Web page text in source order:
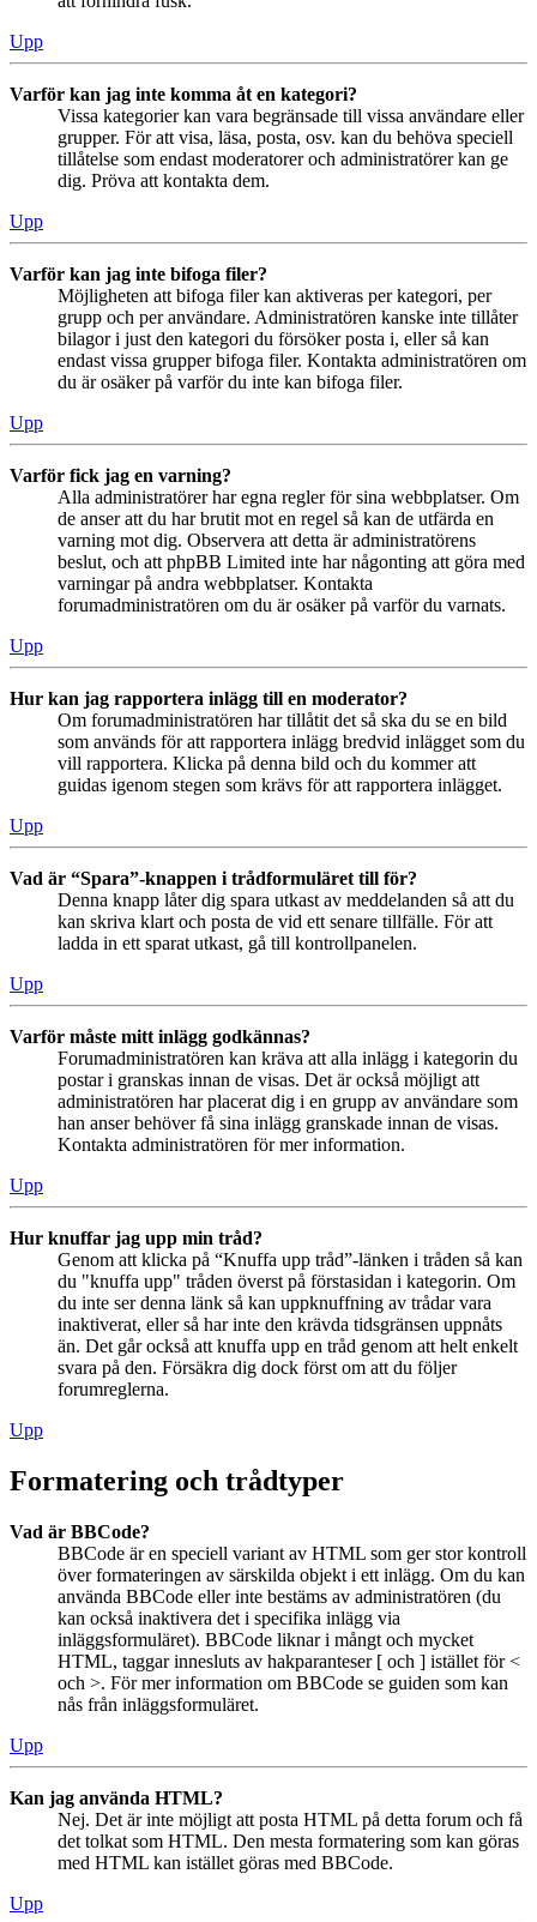
Upp
Varför kan jag inte komma åt en kategori?
Vissa kategorier kan vara begränsade till vissa användare eller
grupper. För att visa, läsa, posta, osv. kan du behöva speciell
tillåtelse som endast moderatorer och administratörer kan ge
dig. Pröva att kontakta dem.
Upp
Varför kan jag inte bifoga filer?
Möjligheten att bifoga filer kan aktiveras per kategori, per
grupp och per användare. Administratören kanske inte tillåter
bilagor i just den kategori du försöker posta i, eller så kan
endast vissa grupper bifoga filer. Kontakta administratören om
du är osäker på varför du inte kan bifoga filer.
Upp
Varför fick jag en varning?
Alla administratörer har egna regler för sina webbplatser. Om
de anser att du har brutit mot en regel så kan de utfärda en
varning mot dig. Observera att detta är administratörens
beslut, och att phpBB Limited inte har någonting att göra med
varningar på andra webbplatser. Kontakta
forumadministratören om du är osäker på varför du varnats.
Upp
Hur kan jag rapportera inlägg till en moderator?
Om forumadministratören har tillåtit det så ska du se en bild
som används för att rapportera inlägg bredvid inlägget som du
vill rapportera. Klicka på denna bild och du kommer att
guidas igenom stegen som krävs för att rapportera inlägget.
Upp
Vad är “Spara”-knappen i trådformuläret till för?
Denna knapp låter dig spara utkast av meddelanden så att du
kan skriva klart och posta de vid ett senare tillfälle. För att
ladda in ett sparat utkast, gå till kontrollpanelen.
Upp
Varför måste mitt inlägg godkännas?
Forumadministratören kan kräva att alla inlägg i kategorin du
postar i granskas innan de visas. Det är också möjligt att
administratören har placerat dig i en grupp av användare som
han anser behöver få sina inlägg granskade innan de visas.
Kontakta administratören för mer information.
Upp
Hur knuffar jag upp min tråd?
Genom att klicka på “Knuffa upp tråd”-länken i tråden så kan
du "knuffa upp" tråden överst på förstasidan i kategorin. Om
du inte ser denna länk så kan uppknuffning av trådar vara
inaktiverat, eller så har inte den krävda tidsgränsen uppnåts
än. Det går också att knuffa upp en tråd genom att helt enkelt
svara på den. Försäkra dig dock först om att du följer
forumreglerna.
Upp
Formatering och trådtyper
Vad är BBCode?
BBCode är en speciell variant av HTML som ger stor kontroll
över formateringen av särskilda objekt i ett inlägg. Om du kan
använda BBCode eller inte bestäms av administratören (du
kan också inaktivera det i specifika inlägg via
inläggsformuläret). BBCode liknar i mångt och mycket
HTML, taggar innesluts av hakparanteser [ och ] istället för <
och >. För mer information om BBCode se guiden som kan
nås från inläggsformuläret.
Upp
Kan jag använda HTML?
Nej. Det är inte möjligt att posta HTML på detta forum och få
det tolkat som HTML. Den mesta formatering som kan göras
med HTML kan istället göras med BBCode.
Upp